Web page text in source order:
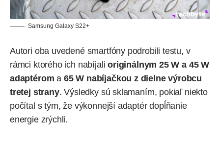
Samsung Galaxy S22+
Autori oba uvedené smartfóny podrobili testu, v
rámci ktorého ich nabíjalioriginálnym 25 W a 45 W
adaptérom a 65 W nabíjačkou z dielne výrobcu
tretej strany. Výsledky sú sklamaním, pokiaľ niekto
počítal s tým, že výkonnejší adaptér dopĺňanie
energie zrýchli.